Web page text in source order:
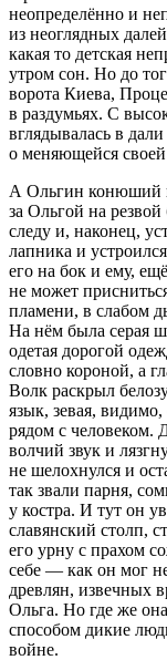
неопределённо и
из неоглядных
какая то детская
утром сон. Но до
ворота Киева,
в раздумьях. С
вглядывалась в
о меняющейся своей
А Ольгин конюший
за Ольгой на
следу и, наконец,
лапника и
его на бок и ему,
не может
пламени, в слабом
На нём была серая
одетая дорогой
словно короной, а
Волк раскрыл
язык, зевая,
рядом с человеком.
волчий звук и
не шелохнулся и
так звали парня,
у костра. И тут он
славянский столп,
его урну с прахом
себе — как он мог
древлян, извечных
Ольга. Но где же
способом дикие
войне.